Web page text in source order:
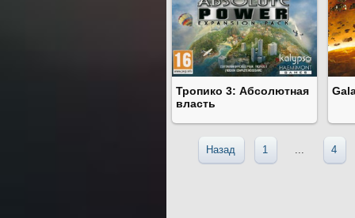
Тропико 3: Абсолютная
власть
Назад 1 ... 4